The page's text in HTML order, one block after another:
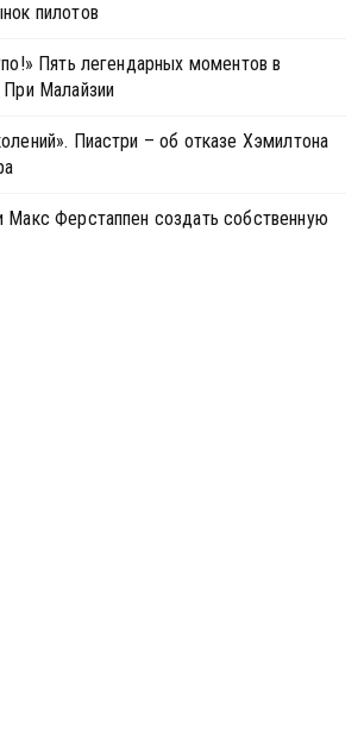
пилотов
Пять легендарных моментов в
При Малайзии
Пиастри – об отказе Хэмилтона
Макс Ферстаппен создать собственную